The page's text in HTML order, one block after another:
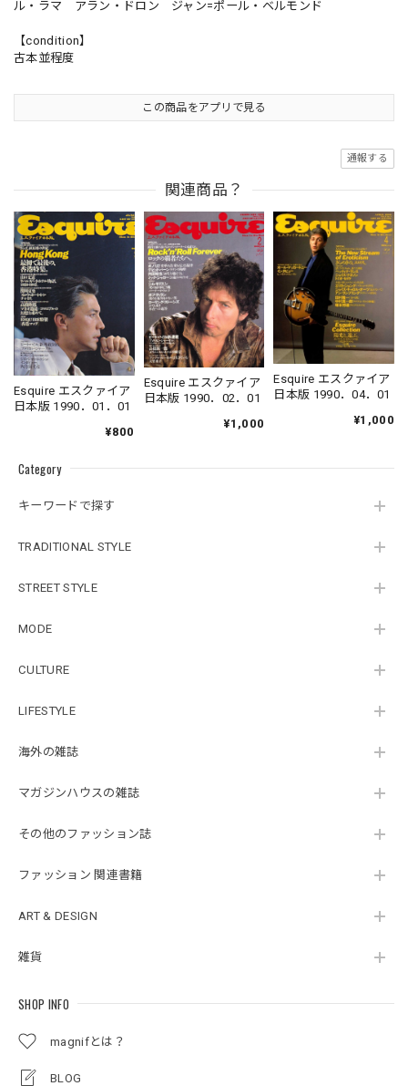
Category
キーワードで探す
TRADITIONAL STYLE
STREET STYLE
MODE
CULTURE
LIFESTYLE
海外の雑誌
マガジンハウスの雑誌
その他のファッション誌
ファッション 関連書籍
ART & DESIGN
雑貨
SHOP INFO
magnifとは？
BLOG
ル・ラマ アラン・ドロン ジャン=ポール・ベルモンド
【condition】
古本並程度
この商品をアプリで見る
通報する
関連商品？
Esquire エスクァイア
日本版 1990．01．01
¥800
Esquire エスクァイア
日本版 1990．02．01
¥1,000
Esquire エスクァイア
日本版 1990．04．01
¥1,000